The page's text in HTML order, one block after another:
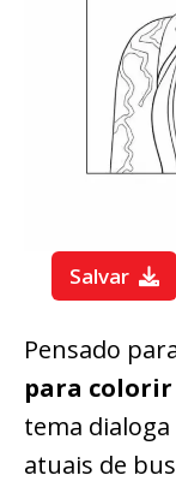
Salvar
Pensado
para colorir
tema
atuais de